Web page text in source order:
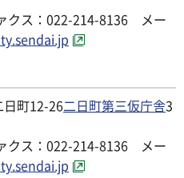
クス：022-214-8136 メー
町12-26二日町第三仮庁舎3
クス：022-214-8136 メー